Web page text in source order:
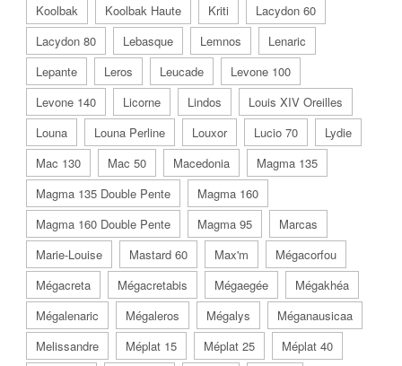
Koolbak
Koolbak Haute Kriti
Lacydon 60
Lacydon 80
Lebasque Lemnos
Lenaric
Lepante
Leros Leucade
Levone 100
Levone 140
Licorne Lindos
Louis XIV Oreilles
Louna
Louna Perline Louxor Lucio 70
Lydie
Mac 130
Mac 50 Macedonia
Magma 135
Magma 135 Double Pente
Magma 160
Magma 160 Double Pente
Magma 95
Marcas
Marie-Louise
Mastard 60 Max'm
Mégacorfou
Mégacreta
Mégacretabis Mégaegée
Mégakhéa
Mégalenaric
Mégaleros Mégalys
Méganausicaa
Melissandre
Méplat 15 Méplat 25
Méplat 40